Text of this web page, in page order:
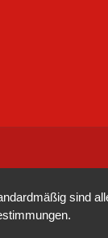
sind
.